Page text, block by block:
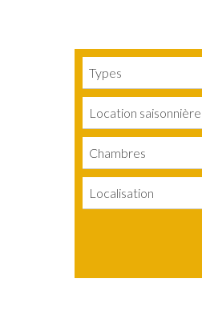
Types
Location saisonnière
Chambres
Localisation